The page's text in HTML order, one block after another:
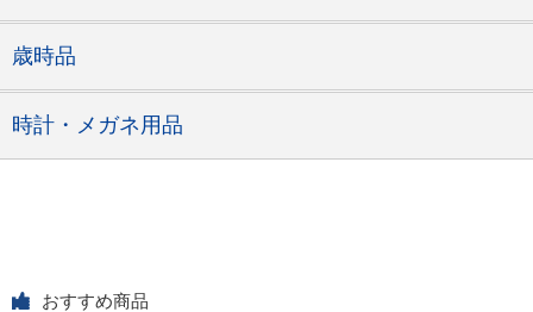
歳時品
時計・メガネ用品
おすすめ商品